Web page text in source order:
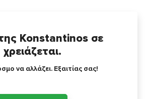
Konstantinos σε
χρειάζεται.
να αλλάζει. Εξαιτίας σας!